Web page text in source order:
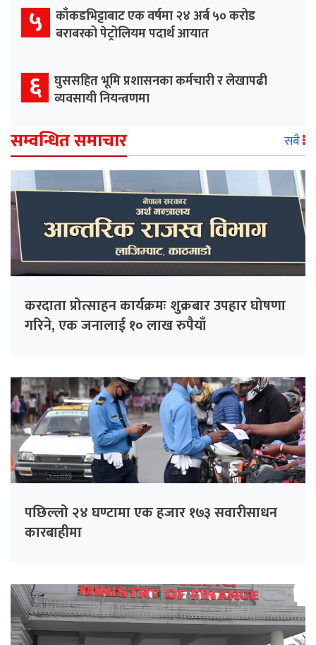
५
काँकडभिट्टाबाट एक वर्षमा २४ अर्ब ५० करोड
बराबरको पेट्रोलियम पदार्थ आयात
६ घुससहित भूमि प्रशासनका कर्मचारी र लेखापढी
व्यवसायी नियन्त्रणमा
सम्वन्धित समाचार सबै
करदाता प्रोत्साहन कार्यक्रमः शुक्रबार उपहार घोषणा
गरिने, एक जनालाई १० लाख रुपैयाँ
पछिल्लो २४ घण्टामा एक हजार १७३ सवारीसाधन
कारबाहीमा